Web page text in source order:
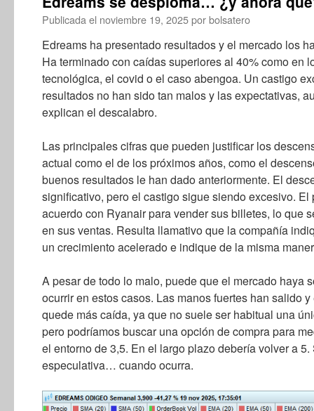
Publicada el noviembre 19, 2025porbolsatero
Edreams ha presentado resultados y el mercado los
Ha terminado con caídas superiores al 40% como en
tecnológica, el covid o el caso abengoa. Un castigo
resultados no han sido tan malos y las expectativas,
explican el descalabro.
Las principales cifras que pueden justificar los
actual como el de los próximos años, como el
buenos resultados le han dado anteriormente. El
significativo, pero el castigo sigue siendo excesivo.
acuerdo con Ryanair para vender sus billetes, lo que
en sus ventas. Resulta llamativo que la compañía
un crecimiento acelerado e indique de la misma
A pesar de todo lo malo, puede que el mercado haya
ocurrir en estos casos. Las manos fuertes han salido
quede más caída, ya que no suele ser habitual una
pero podríamos buscar una opción de compra para
el entorno de 3,5. En el largo plazo debería volver a
especulativa… cuando ocurra.